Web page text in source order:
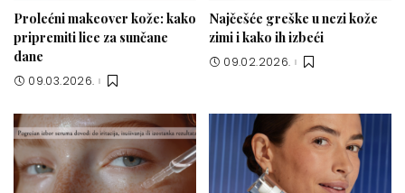
Prolećni makeover kože: kako
pripremiti lice za sunčane
dane
09.03.2026.
Najčešće greške u nezi kože
zimi i kako ih izbeći
09.02.2026.